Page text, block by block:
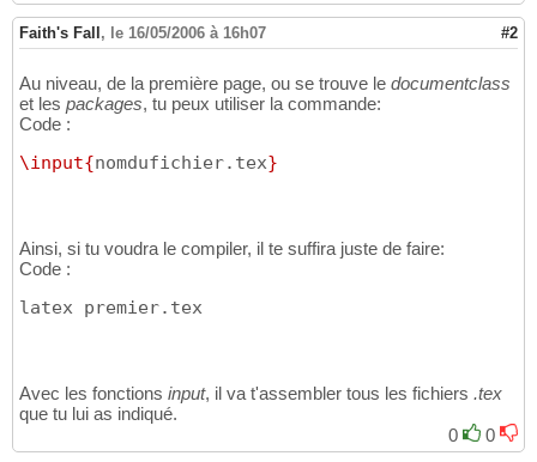
Faith's Fall , le 16/05/2006 à 16h07 #2
Au niveau, de la première page, ou se trouve le documentclass
et les packages, tu peux utiliser la commande:
Code :
\input{nomdufichier.tex}
Ainsi, si tu voudra le compiler, il te suffira juste de faire:
Code :
latex premier.tex
Avec les fonctions input, il va t'assembler tous les fichiers .tex
que tu lui as indiqué.
0
0